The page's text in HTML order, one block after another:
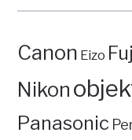
Canon Eizo
Nikon
Panasonic